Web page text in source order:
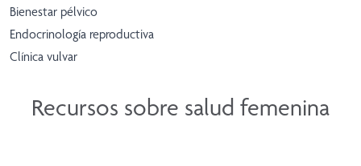
Bienestar pélvico
Endocrinología reproductiva
Clínica vulvar
Recursos sobre salud femenina